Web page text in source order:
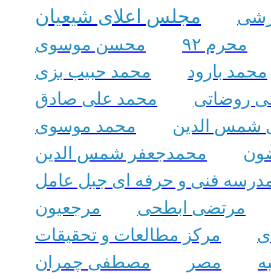
مجلس اعلای شیعیان
محرم ۹۲
محسن موسوی
محمد بارود
محمد حبیب بزی
روضاتی
محمد علی صادق
شمس الدین
محمد موسوی
محمدجعفر شمس الدین
فنی و حرفه ای جبل عامل
مرتضی ابطحی
مرجعیون
مرکز مطالعات و تحقیقات
مصر
مصطفی چمران